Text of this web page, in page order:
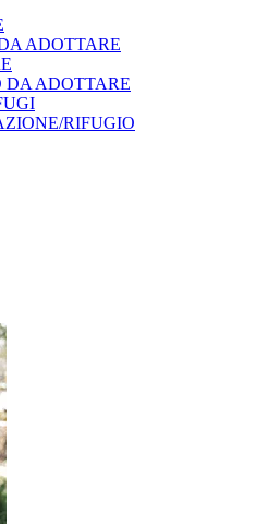
ADOTTARE
DA ADOTTARE
RIFUGIO